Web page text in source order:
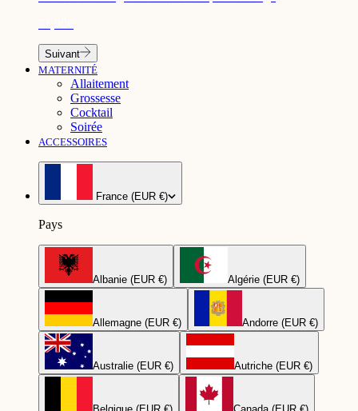
Suivant
MATERNITÉ
Allaitement
Grossesse
Cocktail
Soirée
ACCESSOIRES
France (EUR €)
Pays
Albanie (EUR €) Algérie (EUR €)
Allemagne (EUR €) Andorre (EUR €)
Australie (EUR €) Autriche (EUR €)